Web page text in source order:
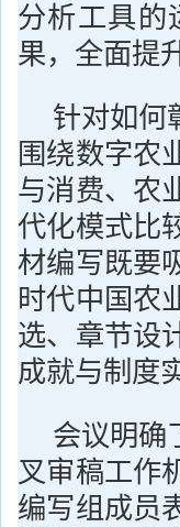
分析工具的
果，全面提
针对如何
围绕数字农
与消费、农
代化模式比
材编写既要
时代中国农
选、章节设
成就与制度
会议明确
叉审稿工作
编写组成员